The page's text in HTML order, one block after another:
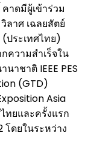
าดมีผู้เข้าร่วม
ลาศ เฉลยสัตย์
ประเทศไทย)
ความสำเร็จใน
าชาติ IEEE PES
(GTD)
Asia
ทยและครั้งแรก
โดยในระหว่าง